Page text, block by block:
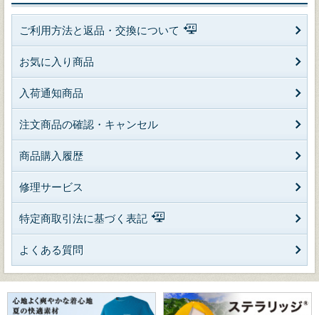
ご利用方法と返品・交換について
お気に入り商品
入荷通知商品
注文商品の確認・キャンセル
商品購入履歴
修理サービス
特定商取引法に基づく表記
よくある質問